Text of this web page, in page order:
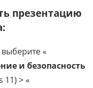
презентацию
выберите «
и безопасность
11) > «